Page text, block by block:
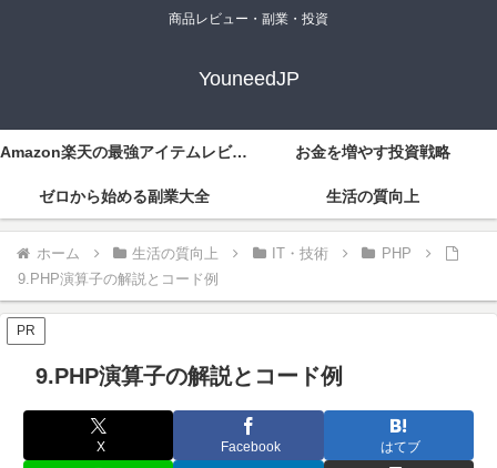
商品レビュー・副業・投資
YouneedJP
Amazon楽天の最強アイテムレビュー お金を増やす投資戦略
ゼロから始める副業大全 生活の質向上
ホーム 生活の質向上 IT・技術
PHP
9.PHP演算子の解説とコード例
PR
9.PHP演算子の解説とコード例
X Facebook はてブ